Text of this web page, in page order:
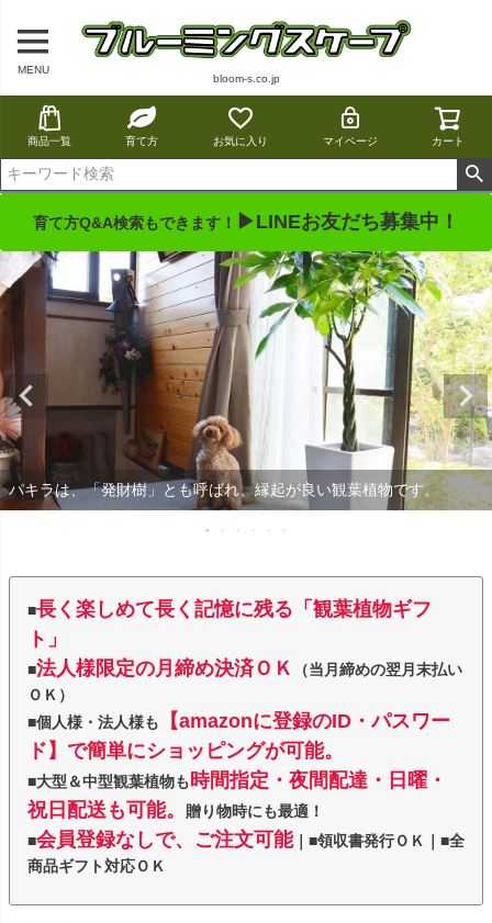
MENU
bloom-s.co.jp
商品一覧 育て方 お気に入り マイページ カート
育て方Q&A検索もできます！ ▶LINEお友だち募集中！
パキラは、「発財樹」とも呼ばれ、縁起が良い観葉植物です。
■長く楽しめて長く記憶に残る「観葉植物ギフ
ト」
■法人様限定の月締め決済ＯＫ
（当月締めの翌月末払い
ＯＫ）
■個人様・法人様も
【amazonに登録のID・パスワー
ド】で簡単にショッピングが可能。
■大型＆中型観葉植物も時間指定・夜間配達・日曜・
祝日配送も可能。
贈り物時にも最適！
■会員登録なしで、ご注文可能｜■領収書発行ＯＫ｜■全
商品ギフト対応ＯＫ